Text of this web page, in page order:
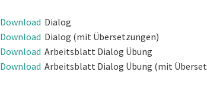
Download Dialog
Download Dialog (mit Übersetzungen)
Download Arbeitsblatt Dialog Übung
Download Arbeitsblatt Dialog Übung (mit